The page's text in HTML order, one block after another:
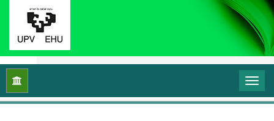
Inicio Vol. 14 Núm. 1 (2026): Discursos